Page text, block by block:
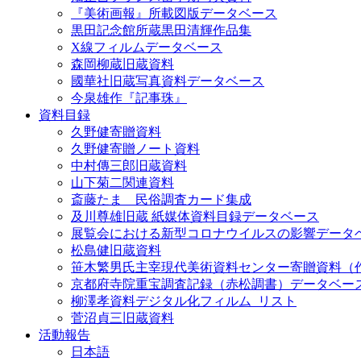
『美術画報』所載図版データベース
黒田記念館所蔵黒田清輝作品集
X線フィルムデータベース
森岡柳蔵旧蔵資料
國華社旧蔵写真資料データベース
今泉雄作『記事珠』
資料目録
久野健寄贈資料
久野健寄贈ノート資料
中村傳三郎旧蔵資料
山下菊二関連資料
斎藤たま 民俗調査カード集成
及川尊雄旧蔵 紙媒体資料目録データベース
展覧会における新型コロナウイルスの影響データ
松島健旧蔵資料
笹木繁男氏主宰現代美術資料センター寄贈資料（
京都府寺院重宝調査記録（赤松調書）データベー
柳澤孝資料デジタル化フィルム_リスト
菅沼貞三旧蔵資料
活動報告
日本語